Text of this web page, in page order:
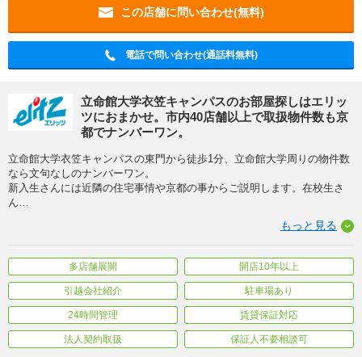
この店舗に問い合わせ(無料)
電話で問い合わせ(通話料無料)
立命館大学衣笠キャンパスのお部屋探しはエリッ
ツにおまかせ。市内40店舗以上で取扱物件数も京
都でナンバーワン。
立命館大学衣笠キャンパスの東門から徒歩1分、立命館大学周りの物件数
なら文句なしのナンバーワン。
新入生さんには近隣の住宅事情や京都の事からご説明します。在校生さ
ん…
もっと見る
多店舗展開 開店10年以上
引越会社紹介 駐車場あり
24時間管理 賃貸保証対応
法人契約取扱 保証人不要相談可